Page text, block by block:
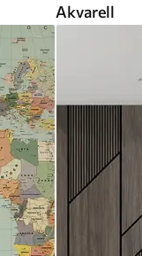
Akvarell